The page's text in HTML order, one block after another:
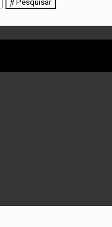
Pesquisar